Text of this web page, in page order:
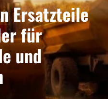
Ersatzteile
für
und